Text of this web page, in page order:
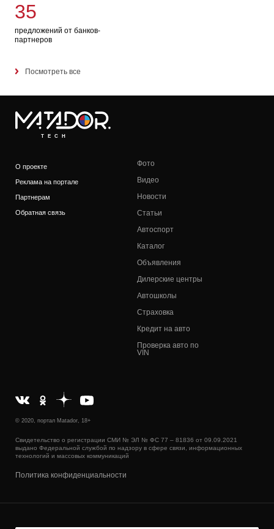
35
предложений от банков-
партнеров
Посмотреть все
TECH
О проекте
Реклама на портале
Партнерам
Обратная связь
Фото
Видео
Новости
Статьи
Автоспорт
Каталог
Объявления
Дилерские центры
Автошколы
Страховка
Кредит на авто
Проверка авто по
VIN
© 2020, портал Matador, 18+
Свидетельство о регистрации СМИ № ЭЛ № ФС 77 – 81836 от 09.09.2021
выдано Федеральной службой по надзору в сфере связи, информационных
технологий и массовых коммуникаций
Политика конфиденциальности